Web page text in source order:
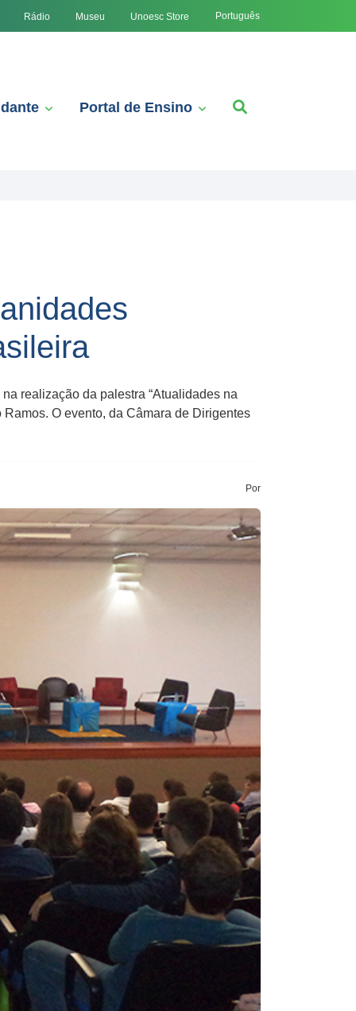
Rádio Museu Unoesc Store Português
Portal de Ensino
realização da palestra “Atualidades na
O evento, da Câmara de Dirigentes
Por